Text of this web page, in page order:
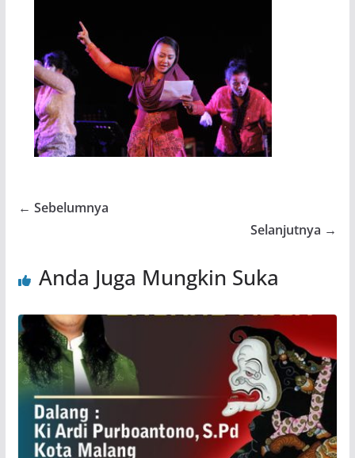
← Sebelumnya
Selanjutnya →
Anda Juga Mungkin Suka